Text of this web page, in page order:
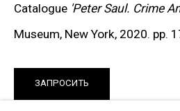
Catalogue 'Peter Saul. Crime
Museum, New York, 2020. pp.
ЗАПРОСИТЬ